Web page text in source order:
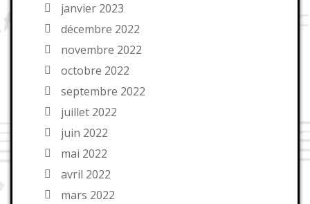
janvier 2023
décembre 2022
novembre 2022
octobre 2022
septembre 2022
juillet 2022
juin 2022
mai 2022
avril 2022
mars 2022